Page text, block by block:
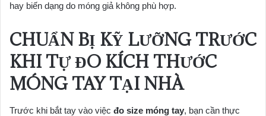
hay biến dạng do móng giả không phù hợp.
CHUẨN BỊ KỸ LƯỠNG TRƯỚC
KHI TỰĐO KÍCH THƯỚC
MÓNG TAYTẠI NHÀ
Trước khi bắt tay vào việc đo size móng tay, bạn cần thực